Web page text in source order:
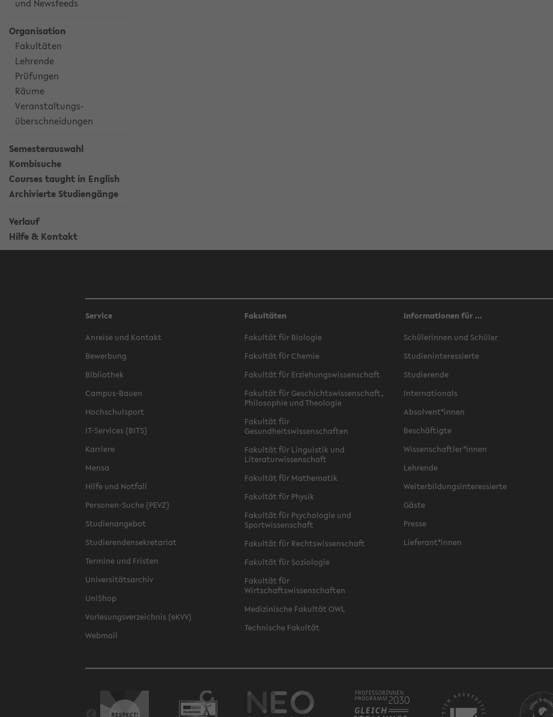
und Newsfeeds
Organisation
Fakultäten
Lehrende
Prüfungen
Räume
Veranstaltungs-
überschneidungen
Semesterauswahl
Kombisuche
Courses taught in English
Archivierte Studiengänge
Verlauf
Hilfe & Kontakt
Service
Anreise und Kontakt
Bewerbung
Bibliothek
Campus-Bauen
Hochschulsport
IT-Services (BITS)
Karriere
Mensa
Hilfe und Notfall
Personen-Suche (PEVZ)
Studienangebot
Studierendensekretariat
Termine und Fristen
Universitätsarchiv
UniShop
Vorlesungsverzeichnis (eKVV)
Webmail
Fakultäten
Fakultät für Biologie
Fakultät für Chemie
Fakultät für Erziehungswissenschaft
Fakultät für Geschichtswissenschaft,
Philosophie und Theologie
Fakultät für
Gesundheitswissenschaften
Fakultät für Linguistik und
Literaturwissenschaft
Fakultät für Mathematik
Fakultät für Physik
Fakultät für Psychologie und
Sportwissenschaft
Fakultät für Rechtswissenschaft
Fakultät für Soziologie
Fakultät für
Wirtschaftswissenschaften
Medizinische Fakultät OWL
Technische Fakultät
Informationen für ...
Schülerinnen und Schüler
Studieninteressierte
Studierende
Internationals
Absolvent*innen
Beschäftigte
Wissenschaftler*innen
Lehrende
Weiterbildungsinteressierte
Gäste
Presse
Lieferant*innen